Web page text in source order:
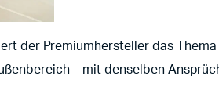
der Premiumhersteller das Thema
– mit denselben